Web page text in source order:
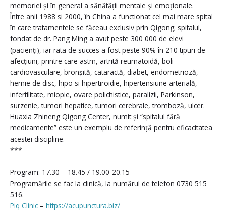
memoriei și în general a sănătății mentale și emoționale.
Între anii 1988 si 2000, în China a functionat cel mai mare spital
în care tratamentele se făceau exclusiv prin Qigong; spitalul,
fondat de dr. Pang Ming a avut peste 300 000 de elevi
(pacienți), iar rata de succes a fost peste 90% în 210 tipuri de
afecțiuni, printre care astm, artrită reumatoidă, boli
cardiovasculare, bronșită, cataractă, diabet, endometrioză,
hernie de disc, hipo si hipertiroidie, hipertensiune arterială,
infertilitate, miopie, ovare polichistice, paralizii, Parkinson,
surzenie, tumori hepatice, tumori cerebrale, tromboză, ulcer.
Huaxia Zhineng Qigong Center, numit și “spitalul fără
medicamente” este un exemplu de referință pentru eficacitatea
acestei discipline.
***
Program: 17.30 – 18.45 / 19.00-20.15
Programările se fac la clinică, la numărul de telefon 0730 515
516.
Piq Clinic – https://acupunctura.biz/